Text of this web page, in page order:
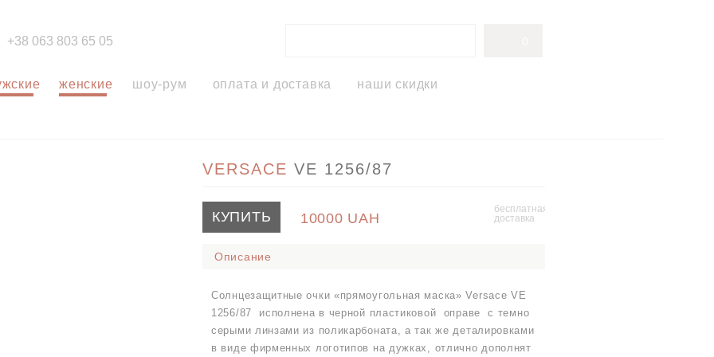
+38 063 803 65 05
женские шоу-рум оплата и доставка наши скидки
VERSACE VE 1256/87
КУПИТЬ 10000 UAH
бесплатная
доставка
Описание
Солнцезащитные очки «прямоугольная маска» Versace VE
1256/87 исполнена в черной пластиковой оправе с темно
серыми линзами из поликарбоната, а так же деталировками
в виде фирменных логотипов на дужках, отлично дополнят